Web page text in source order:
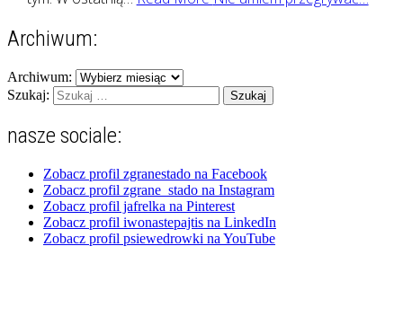
Archiwum:
Archiwum:
Szukaj:
nasze sociale:
Zobacz profil zgranestado na Facebook
Zobacz profil zgrane_stado na Instagram
Zobacz profil jafrelka na Pinterest
Zobacz profil iwonastepajtis na LinkedIn
Zobacz profil psiewedrowki na YouTube